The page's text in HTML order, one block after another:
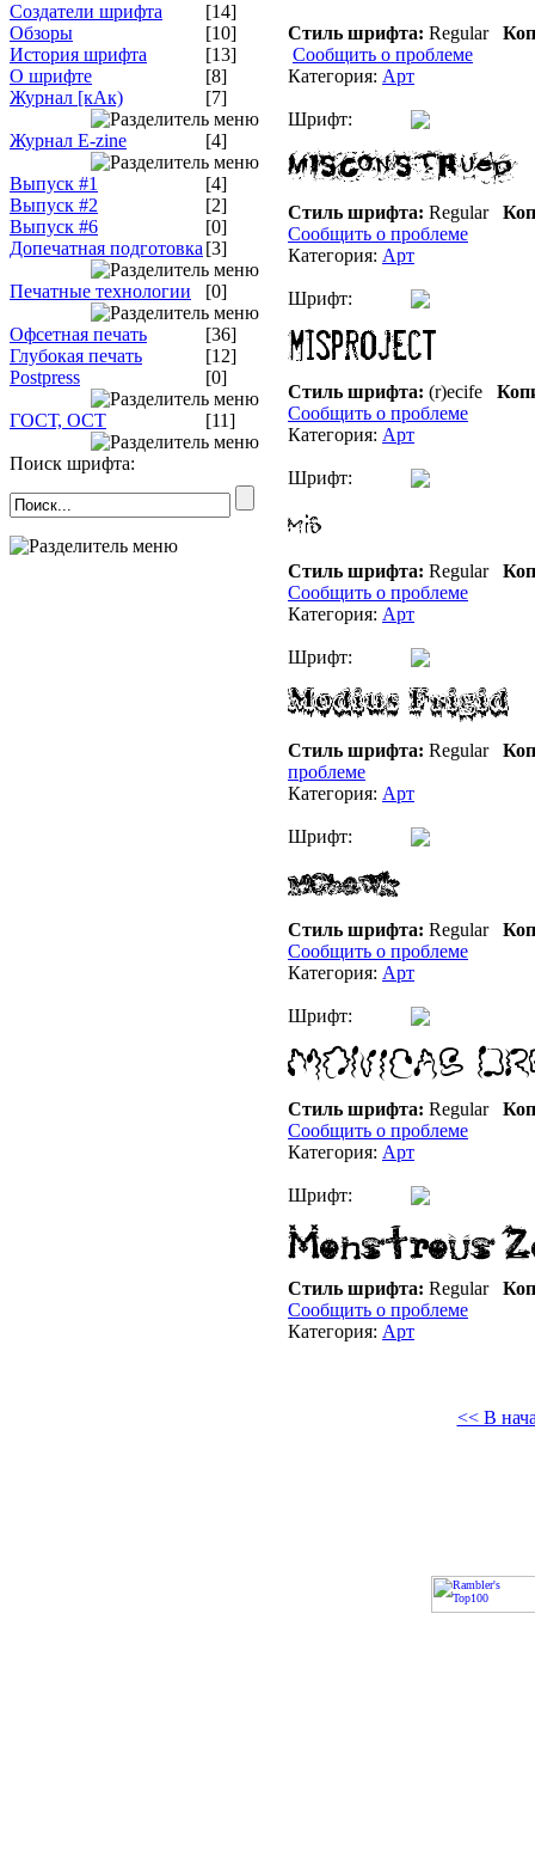
Создатели шрифта
[14]
Обзоры
[10]
История шрифта
[13]
О шрифте
[8]
Журнал [кАк)
[7]
Журнал E-zine [4]
Выпуск #1
[4]
Выпуск #2
[2]
Выпуск #6
[0]
Допечатная подготовка [3]
Печатные технологии [0]
Офсетная печать
[36]
Глубокая печать
[12]
Postpress
[0]
ГОСТ, ОСТ [11]
Поиск шрифта:
Стиль шрифта: Regular
Сообщить о проблеме
Категория: Арт
Шрифт:
Стиль шрифта: Regular
Сообщить о проблеме
Категория: Арт
Шрифт:
Стиль шрифта: (r)ecife
Сообщить о проблеме
Категория: Арт
Шрифт:
Стиль шрифта: Regular
Сообщить о проблеме
Категория: Арт
Шрифт:
Стиль шрифта: Regular
проблеме
Категория: Арт
Шрифт:
Стиль шрифта: Regular
Сообщить о проблеме
Категория: Арт
Шрифт:
Стиль шрифта: Regular
Сообщить о проблеме
Категория: Арт
Шрифт:
Стиль шрифта: Regular
Сообщить о проблеме
Категория: Арт
<< В